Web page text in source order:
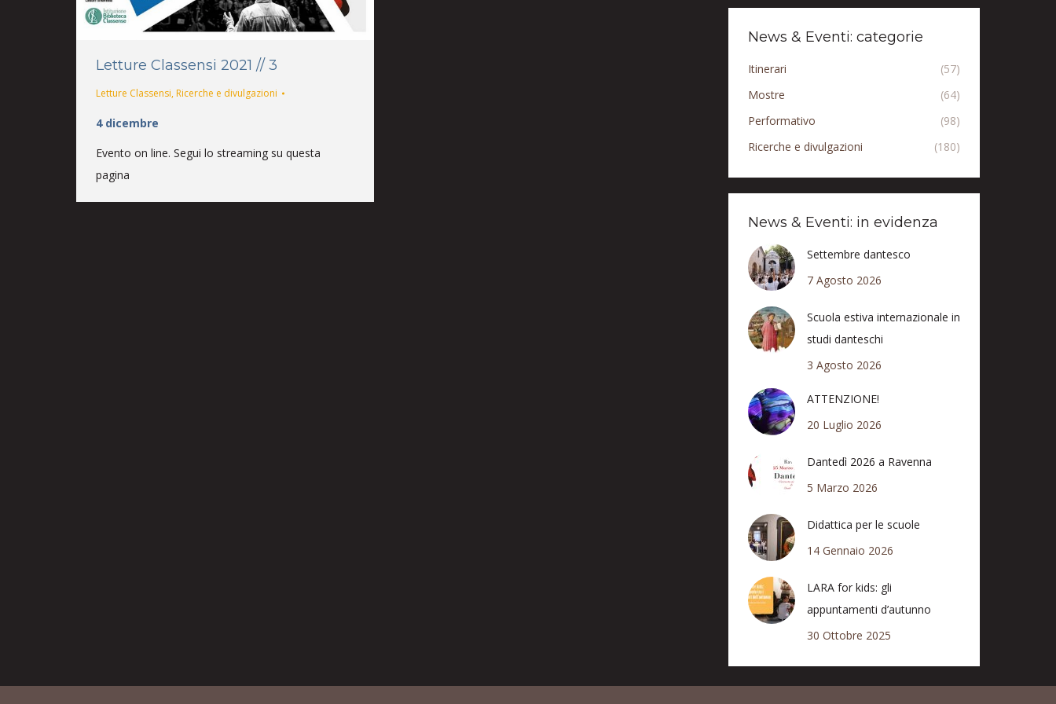
Letture Classensi 2021 // 3
Letture Classensi, Ricerche e divulgazioni
4 dicembre
Evento on line. Segui lo streaming su questa
pagina
News & Eventi: categorie
Itinerari
(57)
Mostre
(64)
Performativo
(98)
Ricerche e divulgazioni
(180)
News & Eventi: in evidenza
Settembre dantesco
7 Agosto 2026
Scuola estiva internazionale in
studi danteschi
3 Agosto 2026
ATTENZIONE!
20 Luglio 2026
Dantedì 2026 a Ravenna
5 Marzo 2026
Didattica per le scuole
14 Gennaio 2026
LARA for kids: gli
appuntamenti d’autunno
30 Ottobre 2025